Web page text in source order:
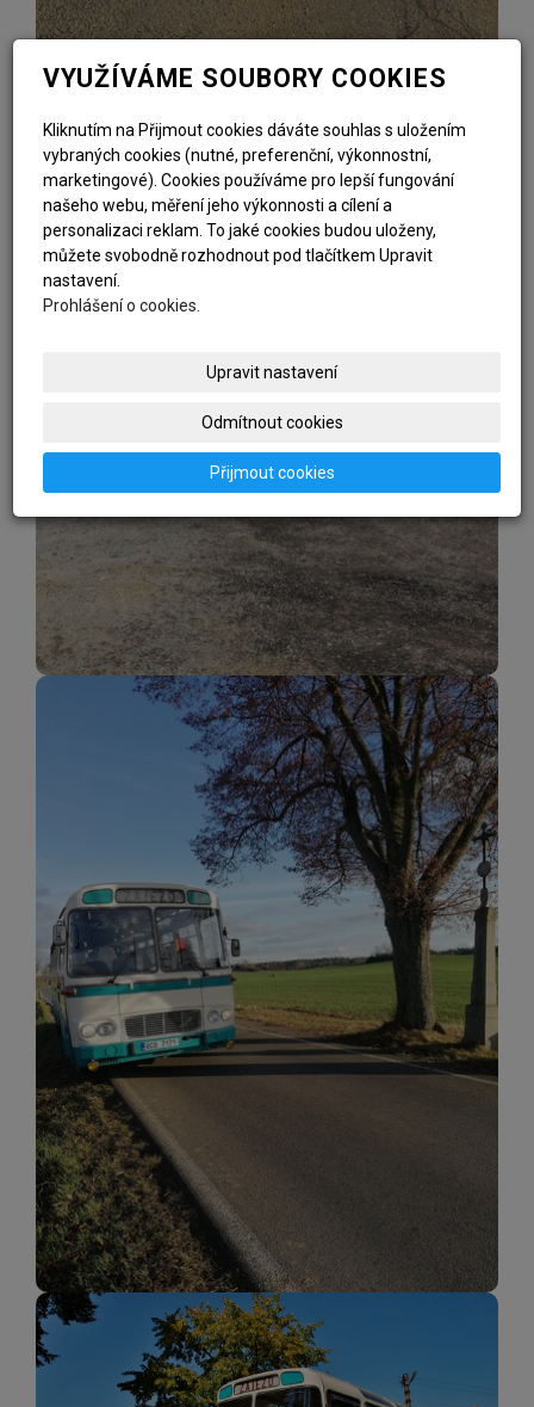
VYUŽÍVÁME SOUBORY COOKIES
Kliknutím na Přijmout cookies dáváte souhlas s uložením
vybraných cookies (nutné, preferenční, výkonnostní,
marketingové). Cookies používáme pro lepší fungování
našeho webu, měření jeho výkonnosti a cílení a
personalizaci reklam. To jaké cookies budou uloženy,
můžete svobodně rozhodnout pod tlačítkem Upravit
nastavení.
Prohlášení o cookies.
Upravit nastavení
Odmítnout cookies
Přijmout cookies